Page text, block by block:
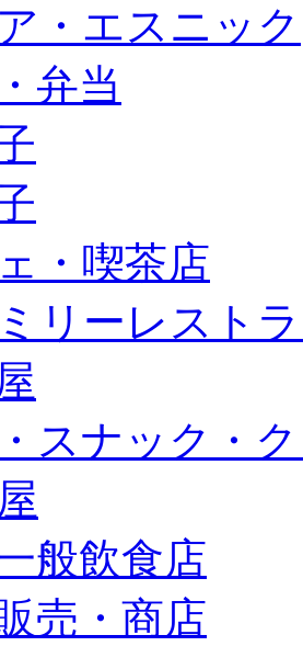
・エスニック
弁当
・喫茶店
リーレスト
スナック・
般飲食店
売・商店